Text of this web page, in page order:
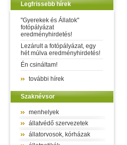
Legfrissebb hírek
"Gyerekek és Állatok"
fotópályázat
eredményhirdetés!
Lezárult a fotópályázat, egy
hét múlva eredményhirdetés!
Én csináltam!
további hírek
Szaknévsor
menhelyek
állatvédő szervezetek
állatorvosok, kórházak